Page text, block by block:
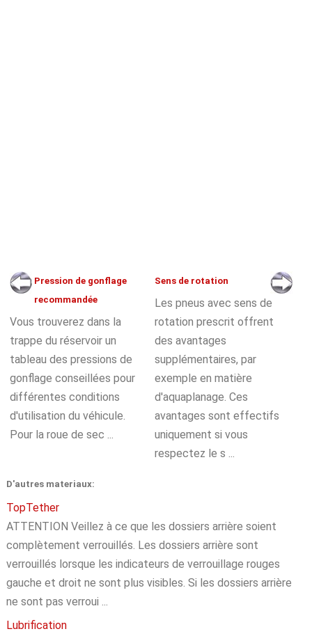
Pression de gonflage
recommandée
Vous trouverez dans la
trappe du réservoir un
tableau des pressions de
gonflage conseillées pour
différentes conditions
d'utilisation du véhicule.
Pour la roue de sec ...
Sens de rotation
Les pneus avec sens de
rotation prescrit offrent
des avantages
supplémentaires, par
exemple en matière
d'aquaplanage. Ces
avantages sont effectifs
uniquement si vous
respectez le s ...
D'autres materiaux:
TopTether
ATTENTION Veillez à ce que les dossiers arrière soient
complètement verrouillés. Les dossiers arrière sont
verrouillés lorsque les indicateurs de verrouillage rouges
gauche et droit ne sont plus visibles. Si les dossiers arrière
ne sont pas verroui ...
Lubrification